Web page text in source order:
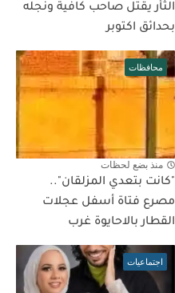
الثأر يقتل صاحب كافية ونجله
بحدائق اكتوبر
محافظات
منذ بضع لحظات
"كانت بتعدي المزلقان"..
مصرع فتاة أسفل عجلات
القطار بالاحايوة غرب
اجتماعيات